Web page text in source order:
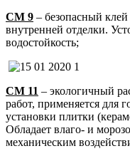
СМ 9 – безопасный
внутренней отделки.
водостойкость;
СМ 11 – экологичный
работ, применяется для
установки плитки
Обладает влаго- и
механическим